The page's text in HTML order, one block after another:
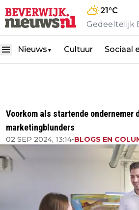
21°C
Gedeeltelijk
Nieuws ▼ Cultuur Sociaal
Voorkom als startende ondernemer
marketingblunders
02 SEP 2024, 13:14•BLOGS EN